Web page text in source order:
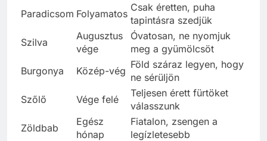
Paradicsom Folyamatos
Csak éretten, puha
tapintásra szedjük
Szilva
Augusztus
vége
Óvatosan, ne nyomjuk
meg a gyümölcsöt
Burgonya
Közép-vég
Föld száraz legyen, hogy
ne sérüljön
Szőlő
Vége felé
Teljesen érett fürtöket
válasszunk
Zöldbab
Egész
hónap
Fiatalon, zsengen a
legízletesebb